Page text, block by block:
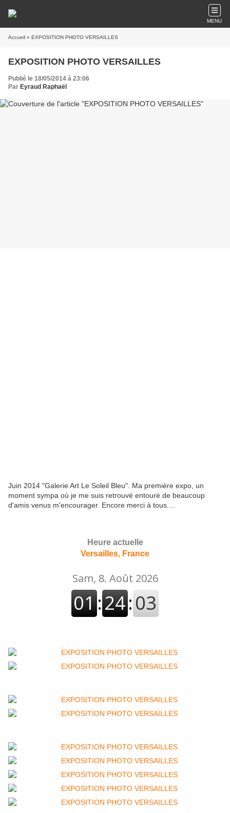
MENU
Accueil » EXPOSITION PHOTO VERSAILLES
EXPOSITION PHOTO VERSAILLES
Publié le 18/05/2014 à 23:06
Par Eyraud Raphaël
Juin 2014 "Galerie Art Le Soleil Bleu". Ma première expo, un
moment sympa où je me suis retrouvé entouré de beaucoup
d'amis venus m'encourager. Encore merci à tous....
Heure actuelle
Versailles, France